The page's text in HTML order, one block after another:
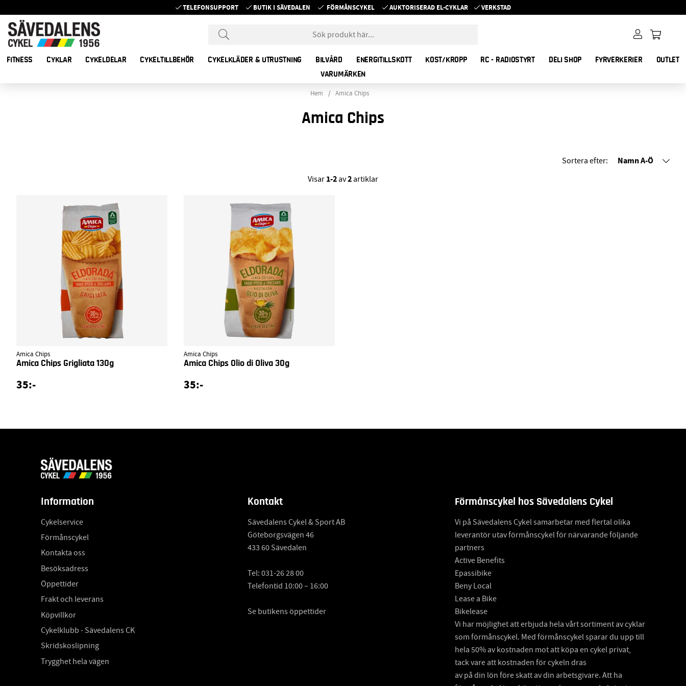
TELEFONSUPPORT BUTIK I SÄVEDALEN FÖRMÅNSCYKEL AUKTORISERAD EL-CYKLAR VERKSTAD
FITNESS CYKLAR CYKELDELAR CYKELTILLBEHÖR CYKELKLÄDER & UTRUSTNING BILVÅRD ENERGITILLSKOTT KOST/KROPP RC - RADIOSTYRT DELI SHOP FYRVERKERIER
OUTLET
VARUMÄRKEN
Hem Amica Chips
Amica Chips
Sortera efter: Namn A-Ö
Visar 1-2av2artiklar
Amica Chips
Amica Chips Grigliata 130g
35:-
Amica Chips
Amica Chips Olio di Oliva 30g
35:-
Information
Cykelservice
Förmånscykel
Kontakta oss
Besöksadress
Öppettider
Frakt och leverans
Köpvillkor
Cykelklubb - Sävedalens CK
Skridskoslipning
Trygghet hela vägen
Kontakt
Sävedalens Cykel & Sport AB
Göteborgsvägen 46
433 60 Sävedalen
Tel:031-26 28 00
Telefontid 10:00 – 16:00
Se butikens öppettider
Förmånscykel hos Sävedalens Cykel
Vi på Sävedalens Cykel samarbetar med flertal olika
leverantör utav förmånscykel för närvarande följande
partners
Active Benefits
Epassibike
Beny Local
Lease a Bike
Bikelease
Vi har möjlighet att erbjuda hela vårt sortiment av cyklar
som förmånscykel. Med förmånscykel sparar du upp till
hela 50% av kostnaden mot att köpa en cykel privat,
tack vare att kostnaden för cykeln dras
av på din lön före skatt av din arbetsgivare. Att ha